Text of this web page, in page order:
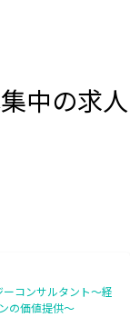
中の求人
ーコンサルタント～経
の価値提供～